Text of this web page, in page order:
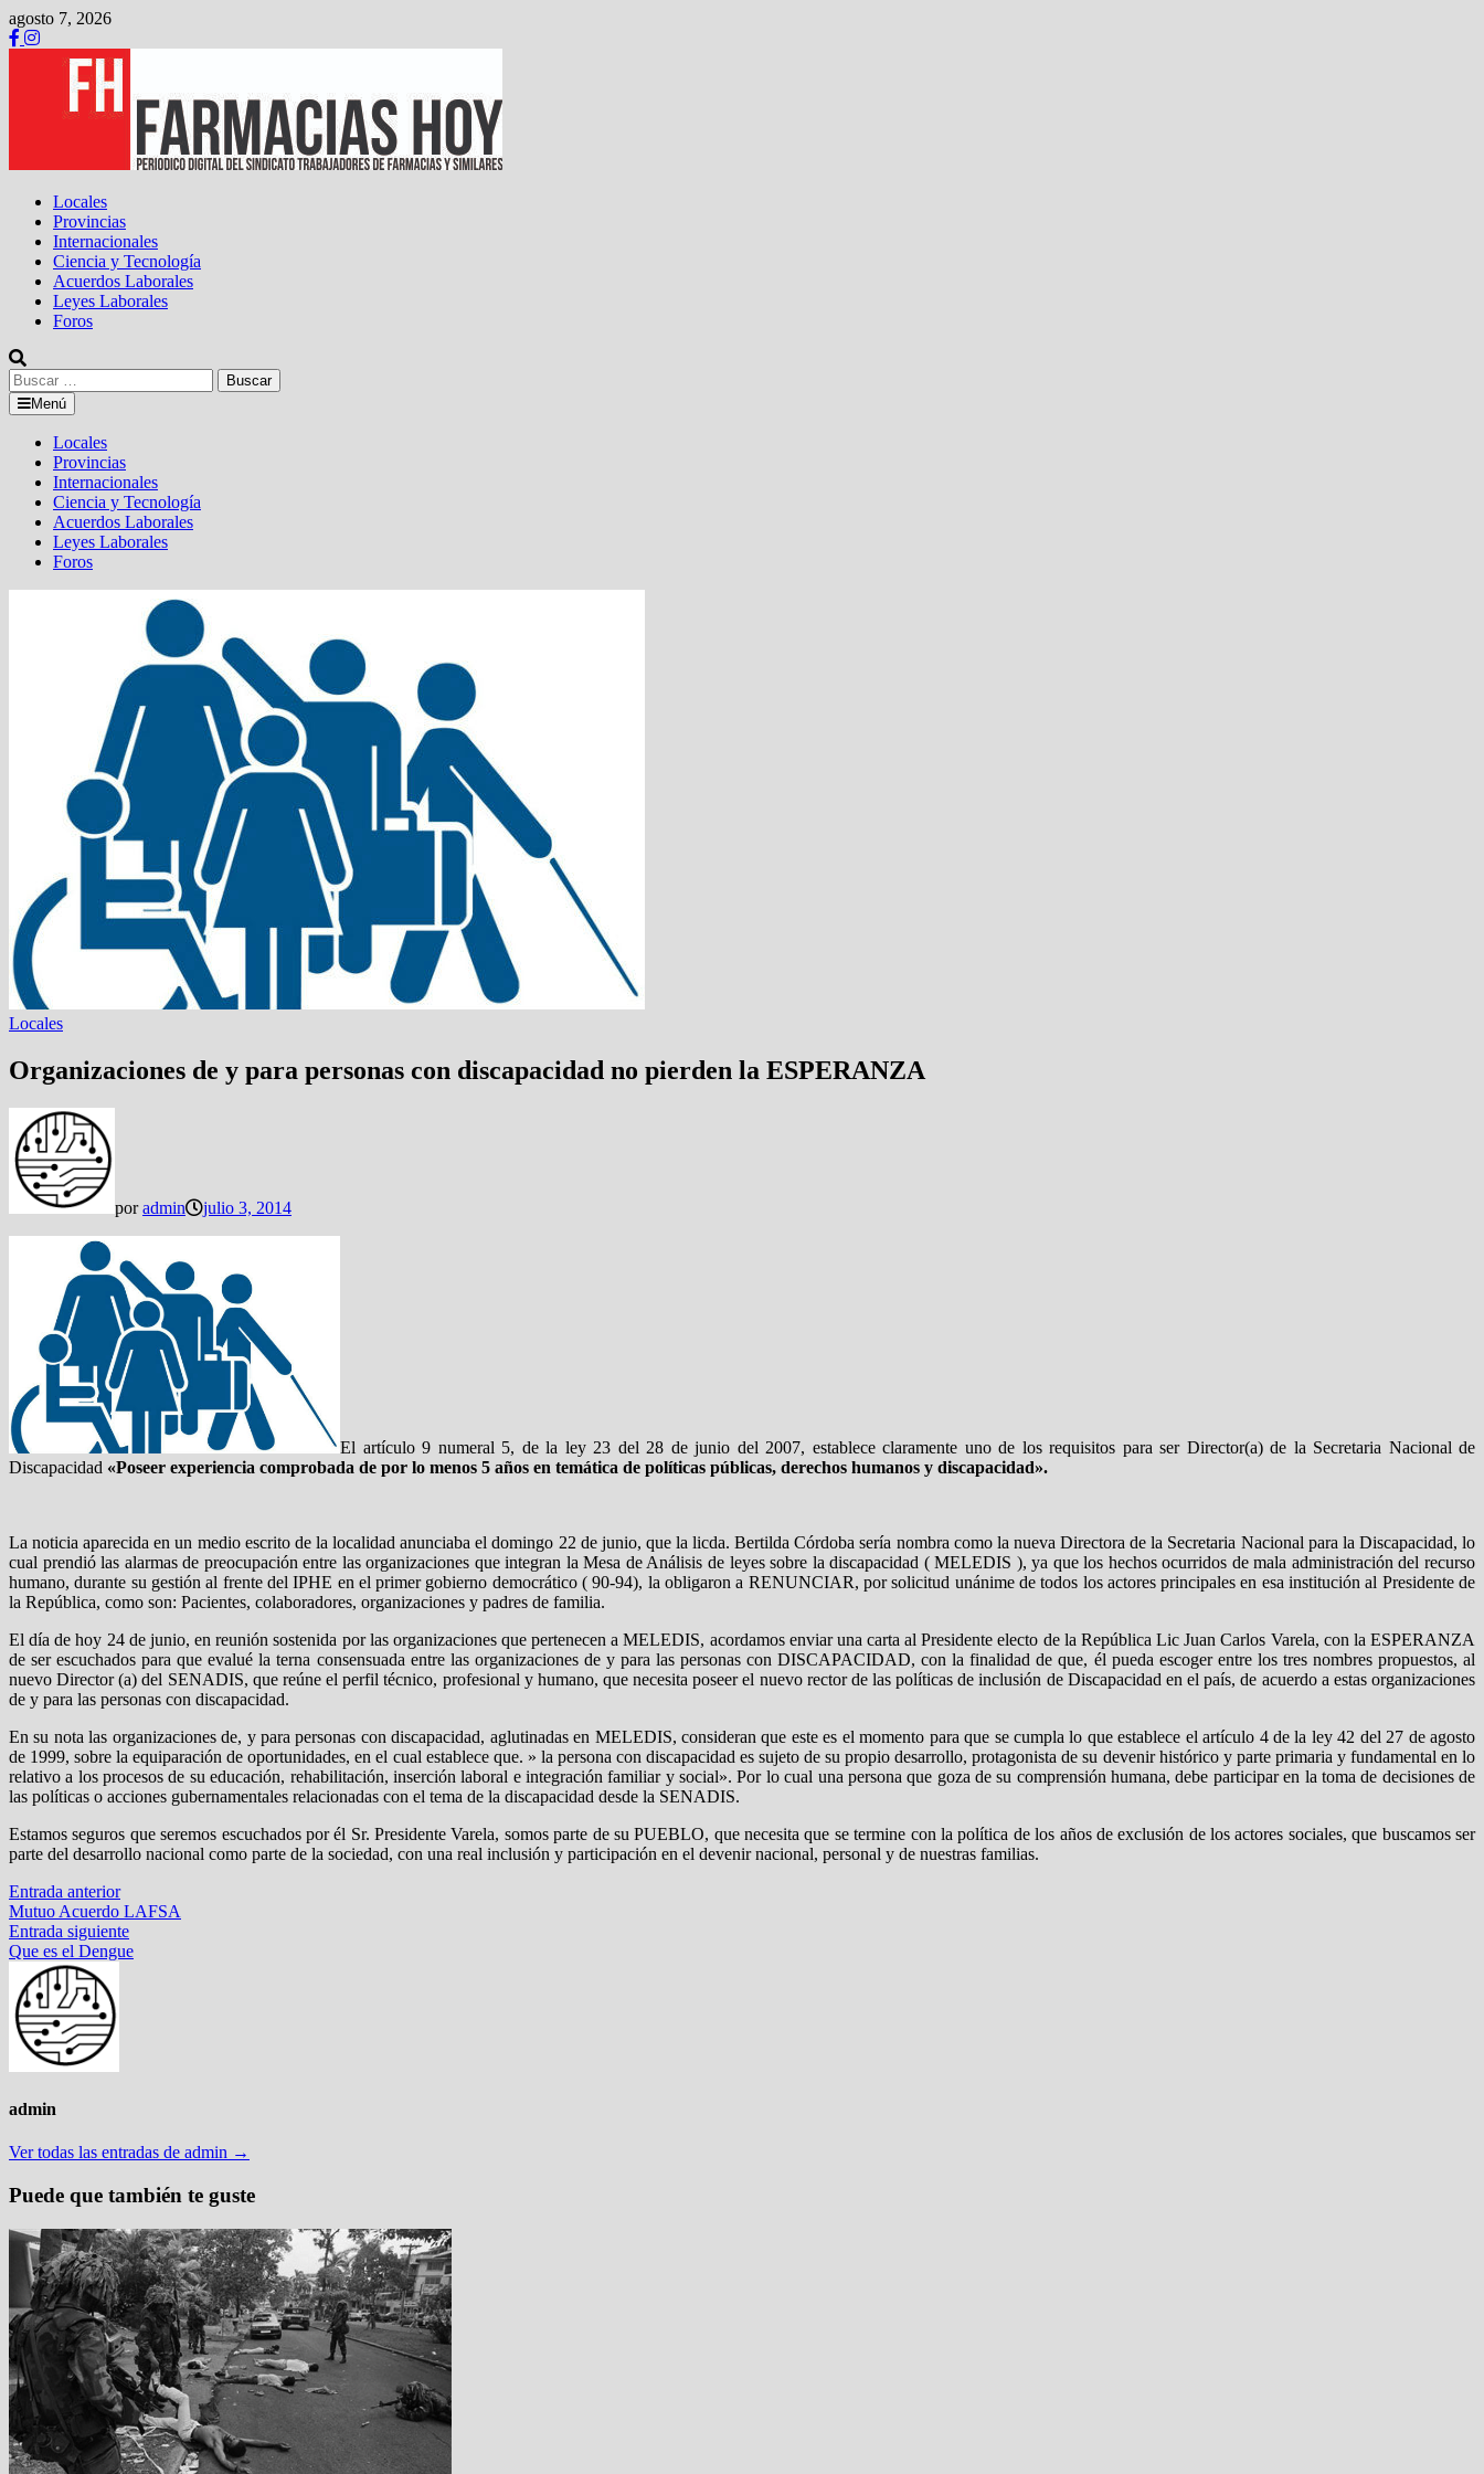
Saltar
al
contenido
agosto 7, 2026
Locales
Provincias
Internacionales
Ciencia y Tecnología
Acuerdos Laborales
Leyes Laborales
Foros
Buscar:
Menú
Locales
Provincias
Internacionales
Ciencia y Tecnología
Acuerdos Laborales
Leyes Laborales
Foros
Locales
Organizaciones de y para personas con discapacidad no pierden la ESPERANZA
poradmin julio 3, 2014
El artículo 9 numeral 5, de la ley 23 del 28 de junio del 2007, establece claramente uno de los requisitos para ser Director(a) de la Secretaria Nacional de
Discapacidad «Poseer experiencia comprobada de por lo menos 5 años en temática de políticas públicas, derechos humanos y discapacidad».
La noticia aparecida en un medio escrito de la localidad anunciaba el domingo 22 de junio, que la licda. Bertilda Córdoba sería nombra como la nueva Directora de la Secretaria Nacional para la Discapacidad, lo
cual prendió las alarmas de preocupación entre las organizaciones que integran la Mesa de Análisis de leyes sobre la discapacidad ( MELEDIS ), ya que los hechos ocurridos de mala administración del recurso
humano, durante su gestión al frente del IPHE en el primer gobierno democrático ( 90-94), la obligaron a RENUNCIAR, por solicitud unánime de todos los actores principales en esa institución al Presidente de
la República, como son: Pacientes, colaboradores, organizaciones y padres de familia.
El día de hoy 24 de junio, en reunión sostenida por las organizaciones que pertenecen a MELEDIS, acordamos enviar una carta al Presidente electo de la República Lic Juan Carlos Varela, con la ESPERANZA
de ser escuchados para que evalué la terna consensuada entre las organizaciones de y para las personas con DISCAPACIDAD, con la finalidad de que, él pueda escoger entre los tres nombres propuestos, al
nuevo Director (a) del SENADIS, que reúne el perfil técnico, profesional y humano, que necesita poseer el nuevo rector de las políticas de inclusión de Discapacidad en el país, de acuerdo a estas organizaciones
de y para las personas con discapacidad.
En su nota las organizaciones de, y para personas con discapacidad, aglutinadas en MELEDIS, consideran que este es el momento para que se cumpla lo que establece el artículo 4 de la ley 42 del 27 de agosto
de 1999, sobre la equiparación de oportunidades, en el cual establece que. » la persona con discapacidad es sujeto de su propio desarrollo, protagonista de su devenir histórico y parte primaria y fundamental en lo
relativo a los procesos de su educación, rehabilitación, inserción laboral e integración familiar y social». Por lo cual una persona que goza de su comprensión humana, debe participar en la toma de decisiones de
las políticas o acciones gubernamentales relacionadas con el tema de la discapacidad desde la SENADIS.
Estamos seguros que seremos escuchados por él Sr. Presidente Varela, somos parte de su PUEBLO, que necesita que se termine con la política de los años de exclusión de los actores sociales, que buscamos ser
parte del desarrollo nacional como parte de la sociedad, con una real inclusión y participación en el devenir nacional, personal y de nuestras familias.
Navegación
de
entradas
Entrada anteriorEntrada
anterior:
Mutuo Acuerdo LAFSA
Entrada siguienteEntrada
siguiente:
Que es el Dengue
admin
Ver todas las entradas de admin →
Puede que también te guste